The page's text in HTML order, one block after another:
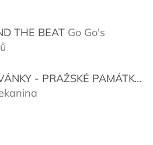
THE BEAT Go Go's
je 5 z 5 hvězdiček.
VYSTŘIHOVÁNKY - PRAŽSKÉ PAMÁTKY
je 5 z 5 hvězdiček.